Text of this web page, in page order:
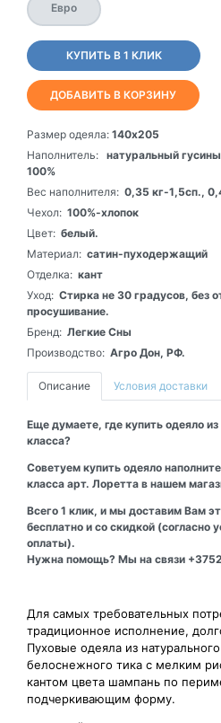
Евро
КУПИТЬ В 1 КЛИК
ДОБАВИТЬ В КОРЗИНУ
Размер одеяла: 140х205
Наполнитель: натуральный
100%
Вес наполнителя: 0,35 кг-1,5сп.,
Чехол: 100%-хлопок
Цвет: белый.
Материал: сатин-пуходержащий
Отделка: кант
Уход: Стирка не 30 градусов, без
просушивание.
Бренд: Легкие Сны
Производство: Агро Дон, РФ.
Описание Условия доставки
Еще думаете, где купить одеяло из
класса?
Советуем купить одеяло
класса арт. Лоретта в нашем
Всего 1 клик, и мы доставим Вам
бесплатно и со скидкой (согласно
оплаты).
Нужна помощь? Мы на связи
Для самых требовательных
традиционное исполнение,
Пуховые одеяла из
белоснежного тика с мелким
кантом цвета шампань по
подчеркивающим форму.